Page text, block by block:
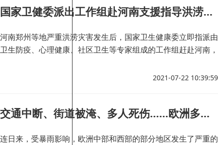
国家卫健委派出工作组赴河南支援指导洪涝灾害卫生应急工作
河南郑州等地严重洪涝灾害发生后，国家卫生健康委立即指派由
卫生防疫、心理健康、社区卫生等专家组成的工作组赶赴河南，
害风险排查，确保正常诊疗秩序，加强心理抚慰和疏导，做好灾
2021-07-22 10:39:59
交通中断、街道被淹、多人死伤……欧洲多国遭遇严重洪涝灾害
连日来，受暴雨影响，欧洲中部和西部的部分地区发生了严重的